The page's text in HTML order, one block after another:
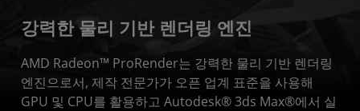
핵심 특성
세부 기능
강력한 물리 기반 렌더링 엔진
AMD Radeon™ ProRender는 강력한 물리 기반 렌더링
엔진으로서, 제작 전문가가 오픈 업계 표준을 사용해
GPU 및 CPU를 활용하고 Autodesk® 3ds Max®에서 실